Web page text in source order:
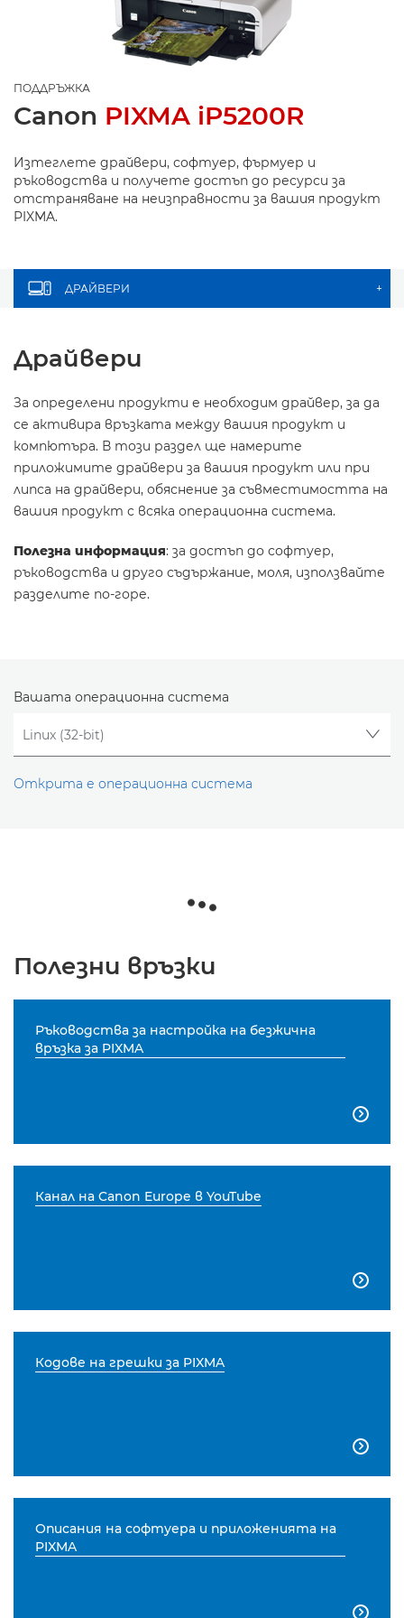
ПОДДРЪЖКА
Canon PIXMA iP5200R
Изтеглете драйвери, софтуер, фърмуер и
ръководства и получете достъп до ресурси за
отстраняване на неизправности за вашия продукт
PIXMA.
ДРАЙВЕРИ +
Драйвери
За определени продукти е необходим драйвер, за да
се активира връзката между вашия продукт и
компютъра. В този раздел ще намерите
приложимите драйвери за вашия продукт или при
липса на драйвери, обяснение за съвместимостта на
вашия продукт с всяка операционна система.
Полезна информация: за достъп до софтуер,
ръководства и друго съдържание, моля, използвайте
разделите по-горе.
Вашата операционна система
Открита е операционна система
Полезни връзки
Ръководства за настройка на безжична
връзка за PIXMA

Канал на Canon Europe в YouTube

Кодове на грешки за PIXMA

Описания на софтуера и приложенията на
PIXMA
